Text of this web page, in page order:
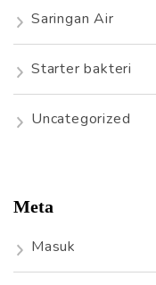
Saringan Air
Starter bakteri
Uncategorized
Meta
Masuk